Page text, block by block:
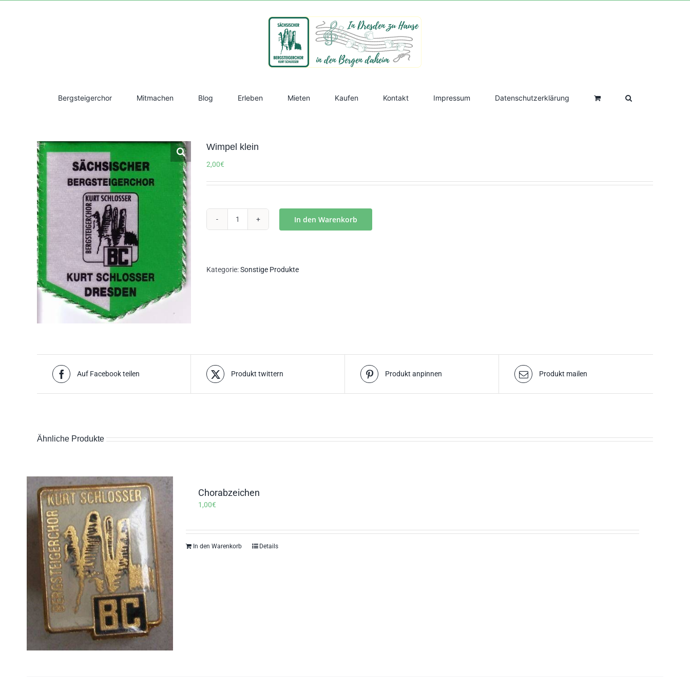
Bergsteigerchor Mitmachen Blog Erleben Mieten Kaufen Kontakt Impressum Datenschutzerklärung
Wimpel klein
2,00€
Wimpel
In den Warenkorb
Kategorie:Sonstige Produkte
Auf Facebook teilen Produkt twittern Produkt anpinnen Produkt mailen
Ähnliche Produkte
Chorabzeichen
1,00€
In den Warenkorb Details